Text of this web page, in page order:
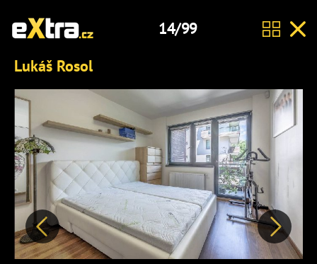
14/99
Lukáš Rosol
Předchozí Další